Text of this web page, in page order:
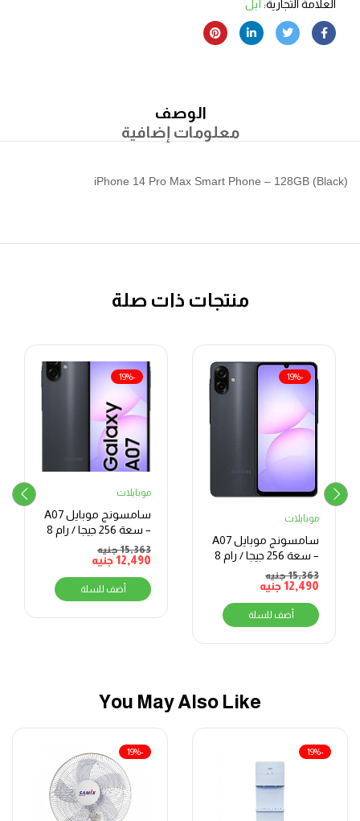
العلامة التجارية: أبل
الوصف
معلومات إضافية
iPhone 14 Pro Max Smart Phone – 128GB (Black)
منتجات ذات صلة
-19%
موبايلات
سامسونج موبايل A07
– سعة 256 جيجا / رام 8
جيجا – شاشة 6.7 بوصة
15,363جنيه
12,490جنيه
أضف للسلة
-19%
موبايلات
سامسونج موبايل A07
– سعة 256 جيجا / رام 8
جيجا – شاشة 6.7 بوصة
15,363جنيه
12,490جنيه
أضف للسلة
You May Also Like
-19%
-19%